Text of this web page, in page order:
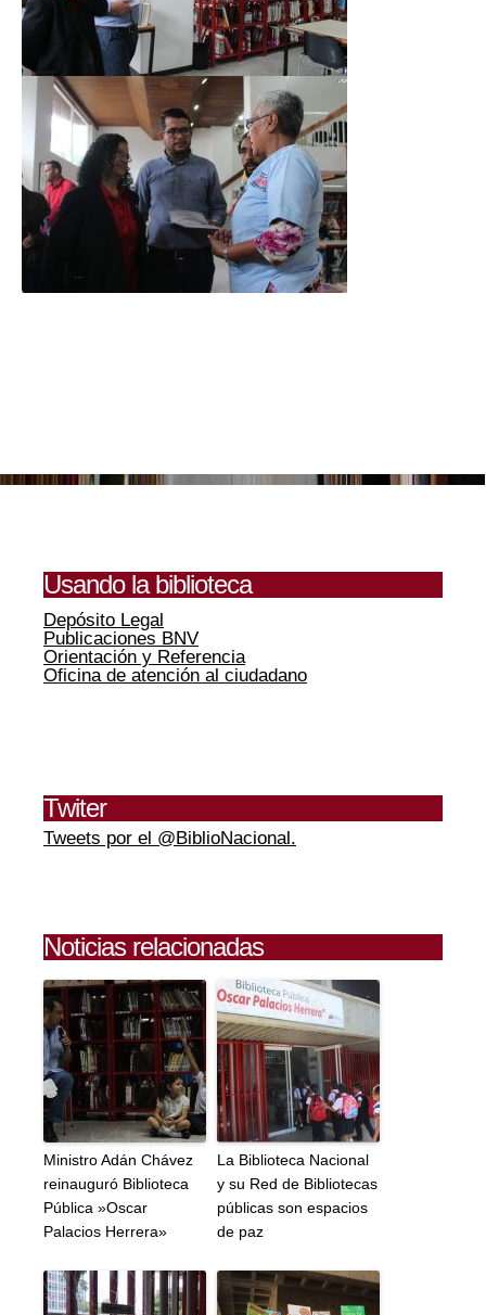
Usando la biblioteca
Depósito Legal
Publicaciones BNV
Orientación y Referencia
Oficina de atención al ciudadano
Twiter
Tweets por el @BiblioNacional.
Noticias relacionadas
Ministro Adán Chávez
reinauguró Biblioteca
Pública »Oscar
Palacios Herrera»
La Biblioteca Nacional
y su Red de Bibliotecas
públicas son espacios
de paz